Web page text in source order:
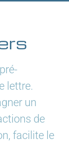
lettre.
un
de
facilite le